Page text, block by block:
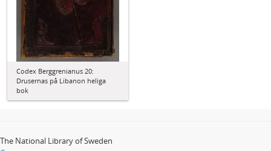
Codex Berggrenianus 20:
Drusernas på Libanon heliga
bok
The National Library of Sweden